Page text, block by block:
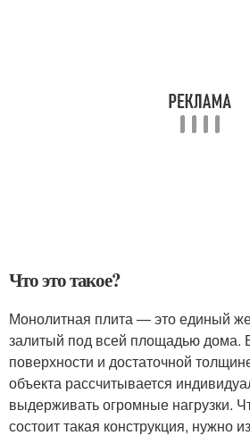
Что это такое?
Монолитная плита — это единый
залитый под всей площадью дома.
поверхности и достаточной
объекта рассчитывается
выдерживать огромные нагрузки.
состоит такая конструкция, нужно